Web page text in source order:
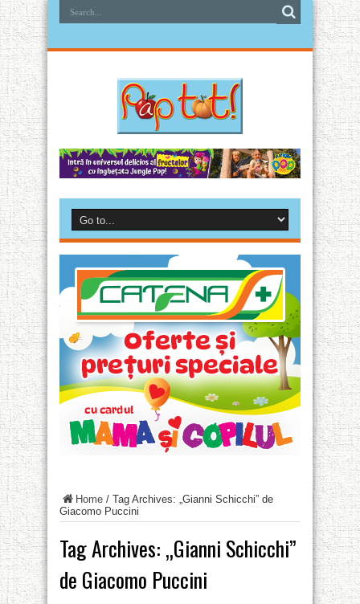
Home / Tag Archives: „Gianni Schicchi” de
Giacomo Puccini
Tag Archives: „Gianni Schicchi”
de Giacomo Puccini